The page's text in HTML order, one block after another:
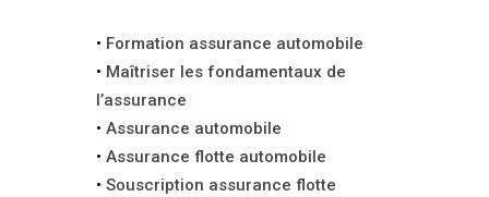
Formation assurance automobile
Maîtriser les fondamentaux de
l’assurance
Assurance automobile
Assurance flotte automobile
Souscription assurance flotte